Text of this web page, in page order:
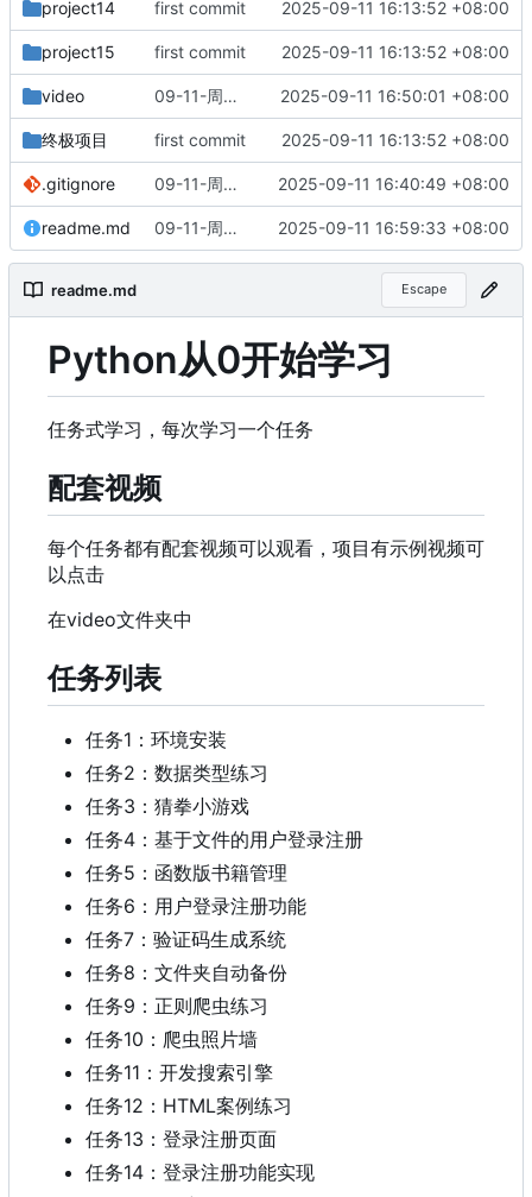
project14 first commit 2025-09-11 16:13:52 +08:00
project15 first commit 2025-09-11 16:13:52 +08:00
video 09-11-周四_16-50-01 2025-09-11 16:50:01 +08:00
终极项目 first commit 2025-09-11 16:13:52 +08:00
.gitignore 09-11-周四_16-40-49 2025-09-11 16:40:49 +08:00
readme.md 09-11-周四_16-59-33 2025-09-11 16:59:33 +08:00
readme.md Escape
Python从0开始学习
任务式学习，每次学习一个任务
配套视频
每个任务都有配套视频可以观看，项目有示例视频可
以点击
在video文件夹中
任务列表
任务1：环境安装
任务2：数据类型练习
任务3：猜拳小游戏
任务4：基于文件的用户登录注册
任务5：函数版书籍管理
任务6：用户登录注册功能
任务7：验证码生成系统
任务8：文件夹自动备份
任务9：正则爬虫练习
任务10：爬虫照片墙
任务11：开发搜索引擎
任务12 ： HTML案例练习
任务13：登录注册页面
任务14：登录注册功能实现